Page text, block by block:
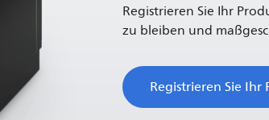
Registrieren Sie Ihr
zu bleiben und
Registrieren Sie Ihr